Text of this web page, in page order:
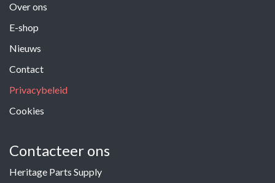
Over ons
E-shop
Nieuws
Contact
Privacybeleid
Cookies
Contacteer ons
Heritage Parts Supply